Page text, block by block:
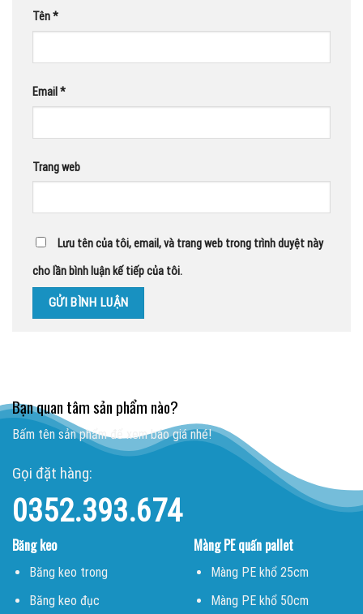
Tên*
Email *
Trang web
Lưu tên của tôi, email, và trang web trong trình duyệt này
cho lần bình luận kế tiếp của tôi.
Bạn quan tâm sản phẩm nào?
Bấm tên sản phẩm để xem báo giá nhé!
Gọi đặt hàng:
0352.393.674
Băng keo
Băng keo trong
Băng keo đục
Màng PE quấn pallet
Màng PE khổ 25cm
Màng PE khổ 50cm